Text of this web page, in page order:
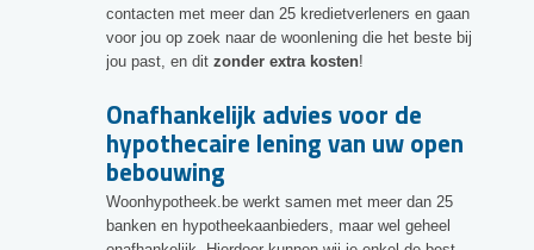
contacten met meer dan 25 kredietverleners en gaan
voor jou op zoek naar de woonlening die het beste bij
jou past, en dit zonder extra kosten!
Onafhankelijk advies voor de
hypothecaire lening van uw open
bebouwing
Woonhypotheek.be werkt samen met meer dan 25
banken en hypotheekaanbieders, maar wel geheel